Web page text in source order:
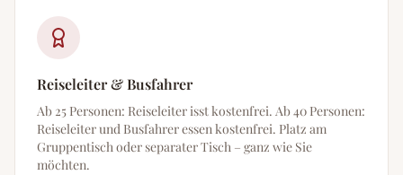
Reiseleiter & Busfahrer
Ab 25 Personen: Reiseleiter isst kostenfrei. Ab 40 Personen:
Reiseleiter und Busfahrer essen kostenfrei. Platz am
Gruppentisch oder separater Tisch – ganz wie Sie
möchten.